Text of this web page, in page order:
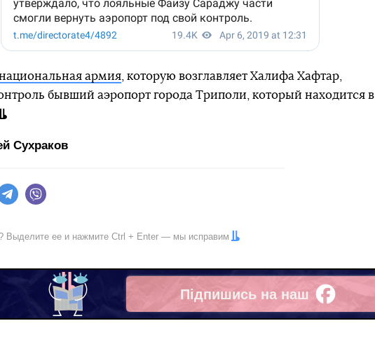
армия, которую возглавляет Халифа Хафтар,
бывший аэропорт города Триполи, который находится в
Сухраков
Telegram
Выделите ее и нажмите Ctrl + Enter — мы исправим
Підпишись на наш
Facebook